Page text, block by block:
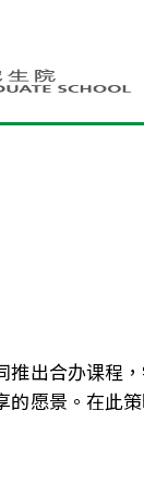
出合办课程
愿景。在此